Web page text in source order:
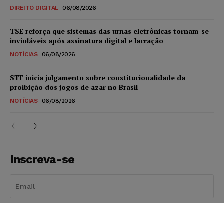
DIREITO DIGITAL 06/08/2026
TSE reforça que sistemas das urnas eletrônicas tornam-se
invioláveis após assinatura digital e lacração
NOTÍCIAS 06/08/2026
STF inicia julgamento sobre constitucionalidade da
proibição dos jogos de azar no Brasil
NOTÍCIAS 06/08/2026
Inscreva-se